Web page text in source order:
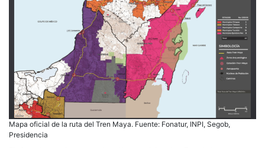
Mapa oficial de la ruta del Tren Maya. Fuente: Fonatur, INPI, Segob,
Presidencia